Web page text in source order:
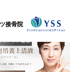
接骨院